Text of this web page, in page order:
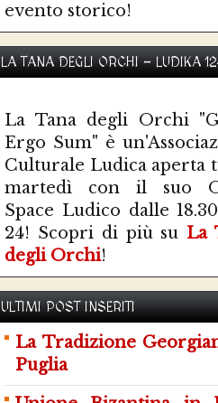
evento storico!
LA TANA DEGLI ORCHI - LUDIKA
La Tana degli Orchi
Ergo Sum" è
Culturale Ludica aperta
martedì con il suo
Space Ludico dalle
24! Scopri di più su La
degli Orchi!
ULTIMI POST INSERITI
La Tradizione
Puglia